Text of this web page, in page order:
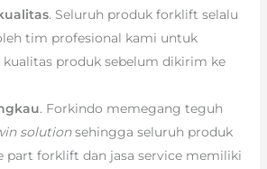
. Seluruh produk forklift selalu
tim profesional kami untuk
produk sebelum dikirim ke
. Forkindo memegang teguh
solutionsehingga seluruh produk
part forklift dan jasa service memiliki